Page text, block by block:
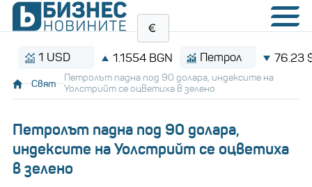
1 USD 1.1554 BGN Петрол 76.23 $/
Свят
Петролът падна под 90 долара, индексите на
Уолстрийт се оцветиха в зелено
Петролът падна под 90 долара,
индексите на Уолстрийт се оцветиха
в зелено